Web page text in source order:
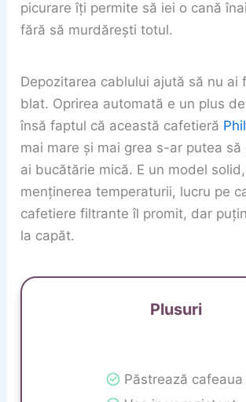
picurare îți permite să iei o cană
fără să murdărești totul.
Depozitarea cablului ajută să nu ai
blat. Oprirea automată e un plus
însă faptul că această cafetieră
mai mare și mai grea s-ar putea să
ai bucătărie mică. E un model
menținerea temperaturii, lucru pe
cafetiere filtrante îl promit, dar
la capăt.
Plusuri
Păstrează